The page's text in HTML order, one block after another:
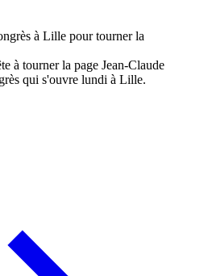
à tourner la page Jean-Claude
qui s'ouvre lundi à Lille.